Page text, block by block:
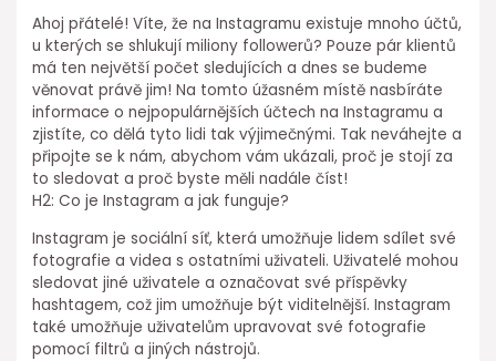
Ahoj přátelé! Víte, že na Instagramu existuje mnoho účtů,
u kterých se shlukují miliony followerů? Pouze pár klientů
má ten největší počet sledujících a dnes se budeme
věnovat právě jim! Na tomto úžasném místě nasbíráte
informace o nejpopulárnějších účtech na Instagramu a
zjistíte, co dělá tyto lidi tak výjimečnými. Tak neváhejte a
připojte se k nám, abychom vám ukázali, proč je stojí za
to sledovat a proč byste měli nadále číst!
H2: Co je Instagram a jak funguje?
Instagram je sociální síť, která umožňuje lidem sdílet své
fotografie a videa s ostatními uživateli. Uživatelé mohou
sledovat jiné uživatele a označovat své příspěvky
hashtagem, což jim umožňuje být viditelnější. Instagram
také umožňuje uživatelům upravovat své fotografie
pomocí filtrů a jiných nástrojů.